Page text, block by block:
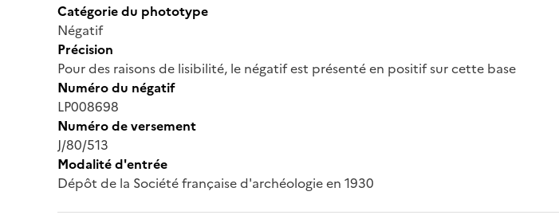
Catégorie du phototype
Négatif
Précision
Pour des raisons de lisibilité, le négatif est présenté en positif sur cette base
Numéro du négatif
LP008698
Numéro de versement
J/80/513
Modalité d'entrée
Dépôt de la Société française d'archéologie en 1930